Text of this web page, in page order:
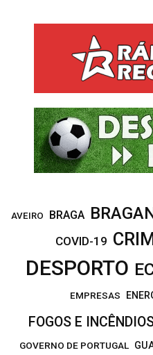
AVEIRO BRAGA
COVID-19
DESPORTO
EMPRESAS
FOGOS E
GOVERNO DE PORTUGAL